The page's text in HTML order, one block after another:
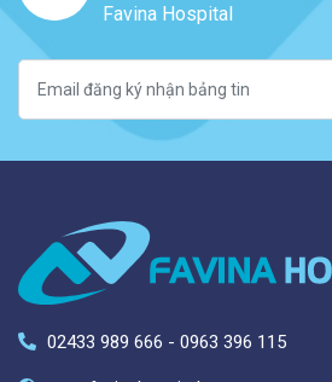
Favina Hospital
02433 989 666 - 0963 396 115